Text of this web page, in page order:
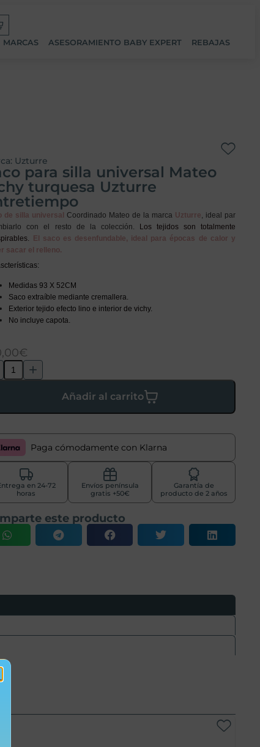
MARCAS ASESORAMIENTO BABY EXPERT REBAJAS
Uzturre
para silla universal Mateo
turquesa Uzturre
de silla universal Coordinado Mateo de la marca Uzturre, ideal par
con el resto de la colección.
Los tejidos son totalmente
El saco es desenfundable, ideal para épocas de calor y
sacar el relleno.
Medidas 93 X 52CM
Saco extraíble mediante cremallera.
Exterior tejido efecto lino e interior de vichy.
No incluye capota.
€
+
Añadir al carrito
Paga cómodamente con Klarna
en 24-72
horas
Envíos península
gratis +50€
Garantía de
producto de 2 años
este producto